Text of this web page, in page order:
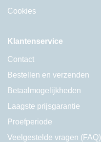
Cookies
Klantenservice
Contact
Bestellen en verzenden
Betaalmogelijkheden
Laagste prijsgarantie
Proefperiode
Veelgestelde vragen (FAQ)